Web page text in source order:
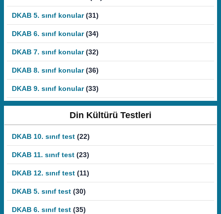
DKAB 5. sınıf konular (31)
DKAB 6. sınıf konular (34)
DKAB 7. sınıf konular (32)
DKAB 8. sınıf konular (36)
DKAB 9. sınıf konular (33)
Din Kültürü Testleri
DKAB 10. sınıf test (22)
DKAB 11. sınıf test (23)
DKAB 12. sınıf test (11)
DKAB 5. sınıf test (30)
DKAB 6. sınıf test (35)